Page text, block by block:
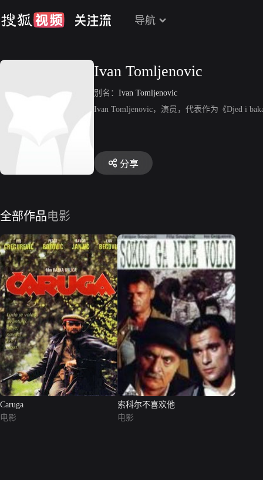
导航
Ivan Tomljenovic
别名： Ivan Tomljenovic
Ivan Tomljenovic，演员，代表作为《Djed i
分享
全部作品电影
Caruga
电影
索科尔不喜欢他
电影